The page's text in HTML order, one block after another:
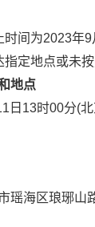
时间为2023
指定地点或未
地点
日13时00分(
瑶海区琅琊山